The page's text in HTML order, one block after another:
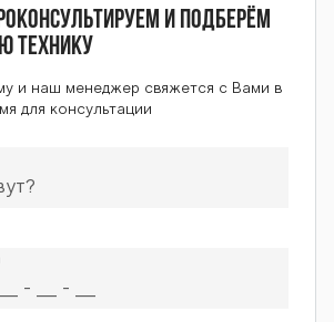
и подберём
технику
и наш менеджер свяжется с Вами в
для консультации